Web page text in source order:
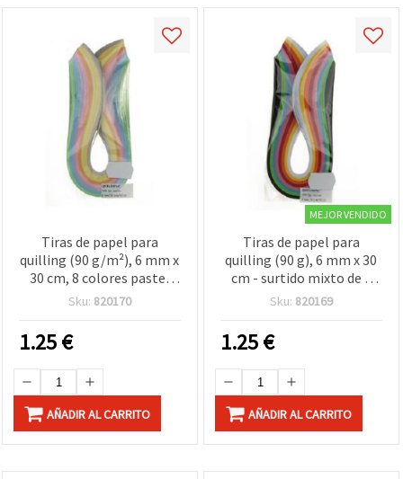
Tiras de papel para
quilling (90 g/m²), 6 mm x
30 cm, 8 colores pastel
surtidos, pack de 200 uds.
Sku: 820170
1.25€
AÑADIR AL CARRITO
MEJOR VENDIDO
Tiras de papel para
quilling (90 g), 6 mm x 30
cm - surtido mixto de 8
colores vivos, 200 uds
Sku: 820169
1.25€
AÑADIR AL CARRITO